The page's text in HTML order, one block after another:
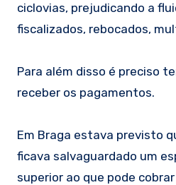
ciclovias, prejudicando a
fiscalizados, rebocados,
Para além disso é preciso
receber os pagamentos.
Em Braga estava previsto
ficava salvaguardado um
superior ao que pode